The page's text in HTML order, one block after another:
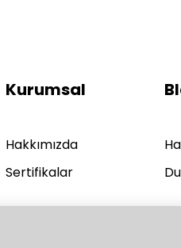
Kurumsal
Hakkımızda
Sertifikalar